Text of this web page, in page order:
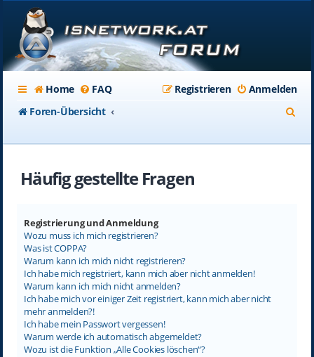
Home FAQ Anmelden
Registrieren
Foren-Übersicht
Häufig gestellte Fragen
Registrierung und Anmeldung
Wozu muss ich mich registrieren?
Was ist COPPA?
Warum kann ich mich nicht registrieren?
Ich habe mich registriert, kann mich aber nicht anmelden!
Warum kann ich mich nicht anmelden?
Ich habe mich vor einiger Zeit registriert, kann mich aber nicht
mehr anmelden?!
Ich habe mein Passwort vergessen!
Warum werde ich automatisch abgemeldet?
Wozu ist die Funktion „Alle Cookies löschen“?